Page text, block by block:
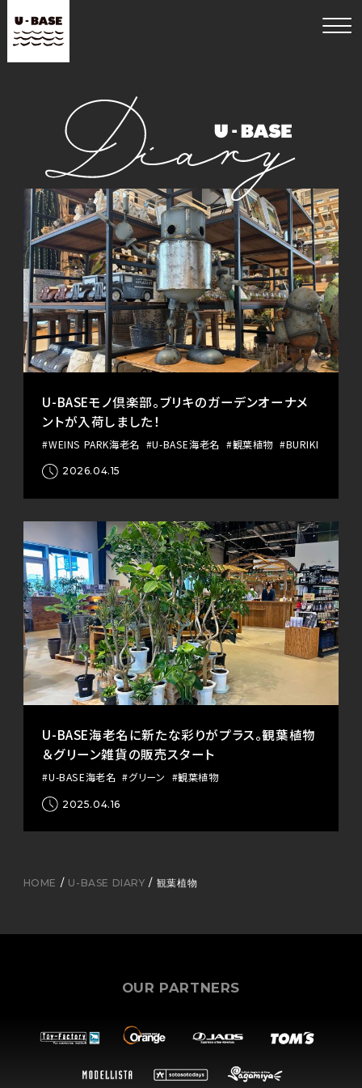
U-BASEモノ倶楽部。ブリキのガーデンオーナメ
ントが入荷しました！
#WEINS PARK海老名 #U-BASE海老名 #観葉植物 #BURIKI
2026.04.15
U-BASE海老名に新たな彩りがプラス。観葉植物
＆グリーン雑貨の販売スタート
#U-BASE海老名 #グリーン #観葉植物
2025.04.16
HOME U-BASE DIARY 観葉植物
OUR PARTNERS